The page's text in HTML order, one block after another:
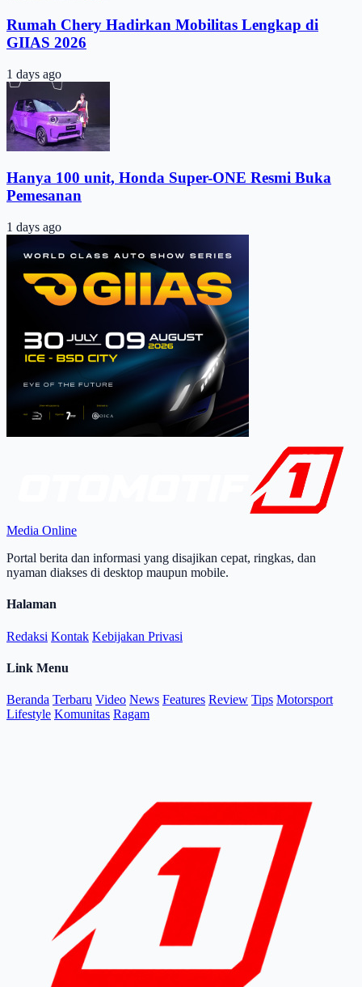
Rumah Chery Hadirkan Mobilitas Lengkap di
GIIAS 2026
1 days ago
Hanya 100 unit, Honda Super-ONE Resmi Buka
Pemesanan
1 days ago
Media Online
Portal berita dan informasi yang disajikan cepat, ringkas, dan
nyaman diakses di desktop maupun mobile.
Halaman
Redaksi Kontak Kebijakan Privasi
Link Menu
Beranda Terbaru Video News Features Review Tips Motorsport
Lifestyle Komunitas Ragam